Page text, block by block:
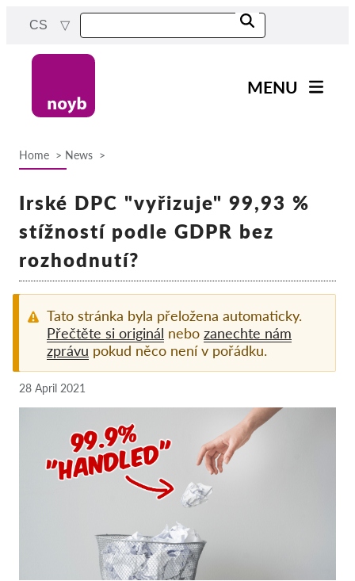
content
CS
MENU
Projekty
orgánů
Exercise your rights!
Příspěvky
Sponzorství
Daňová uznatelnost
Přihlášení člena
O nás
Home News
Irské DPC "vyřizuje" 99,93 %
stížností podle GDPR bez
rozhodnutí?
Tato stránka byla přeložena automaticky.
Přečtěte si originál nebo zanechte nám
zprávu pokud něco není v pořádku.
28 April 2021